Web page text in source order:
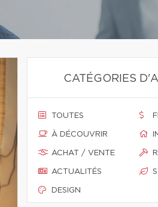
CATÉGORIES
TOUTES
À DÉCOUVRIR
ACHAT / VENTE
ACTUALITÉS
DESIGN